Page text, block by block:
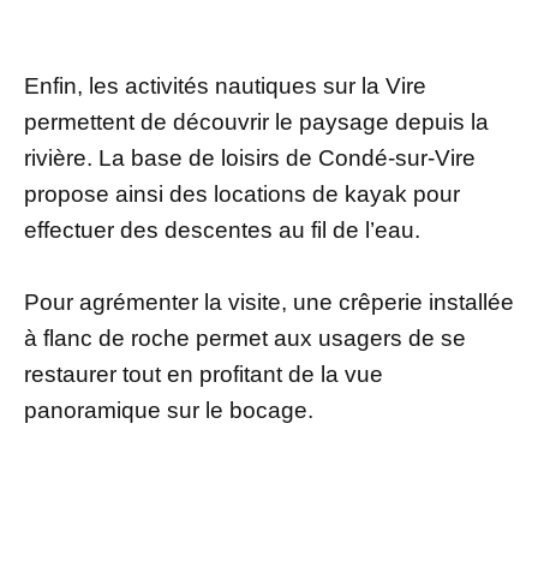
Enfin, les activités nautiques sur la Vire
permettent de découvrir le paysage depuis la
rivière. La base de loisirs de Condé-sur-Vire
propose ainsi des locations de kayak pour
effectuer des descentes au fil de l’eau.
Pour agrémenter la visite, une crêperie installée
à flanc de roche permet aux usagers de se
restaurer tout en profitant de la vue
panoramique sur le bocage.